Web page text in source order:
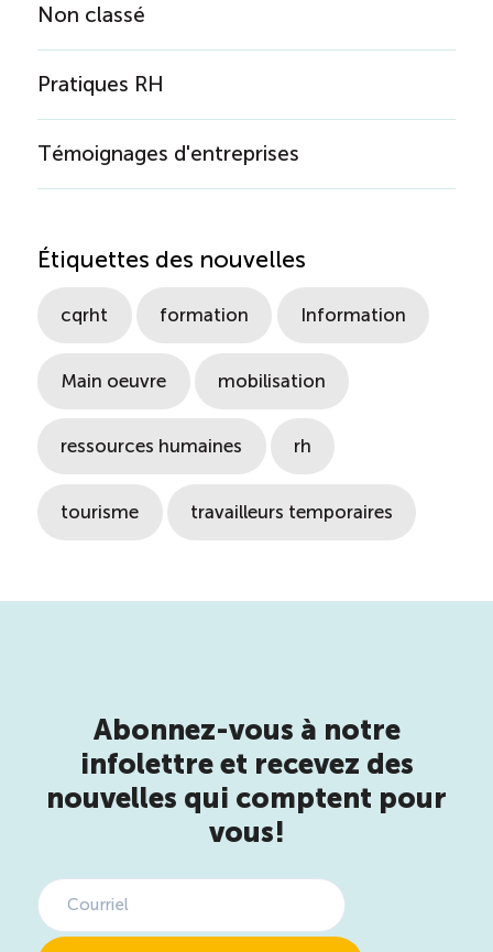
Non classé
Pratiques RH
Témoignages d'entreprises
Étiquettes des nouvelles
cqrht formation Information
Main oeuvre mobilisation
ressources humaines rh
tourisme travailleurs temporaires
Abonnez-vous à notre
infolettre et recevez des
nouvelles qui comptent pour
vous!